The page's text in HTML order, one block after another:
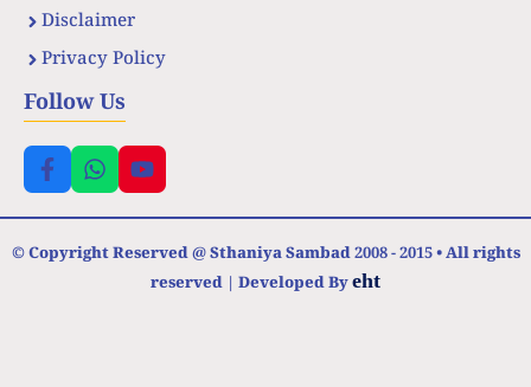
Disclaimer
Privacy Policy
Follow Us
© Copyright Reserved @ Sthaniya Sambad 2008 - 2015 • All rights
reserved | Developed Byeht